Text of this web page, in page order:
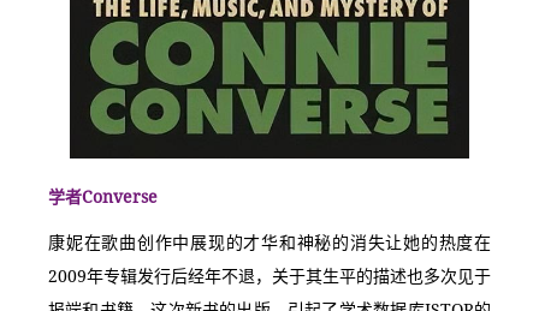
学者Converse
康妮在歌曲创作中展现的才华和神秘的消失让她的热度在
2009年专辑发行后经年不退，关于其生平的描述也多次见于